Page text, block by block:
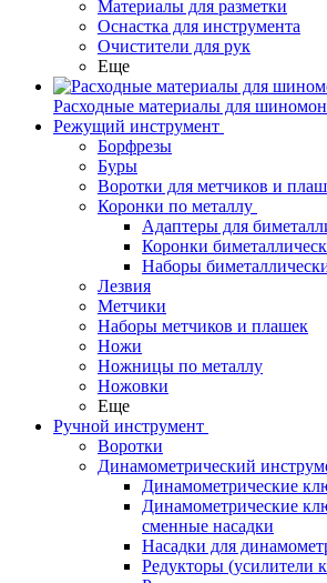
Материалы для разметки
Оснастка для инструмента
Очистители для рук
Еще
Расходные материалы для
Режущий инструмент
Борфрезы
Буры
Воротки для метчиков и
Коронки по металлу
Адаптеры для
Коронки
Наборы
Лезвия
Метчики
Наборы метчиков и плашек
Ножи
Ножницы по металлу
Ножовки
Еще
Ручной инструмент
Воротки
Динамометрический
Динамометрические
Динамометрические
сменные насадки
Насадки для
Редукторы (усилители